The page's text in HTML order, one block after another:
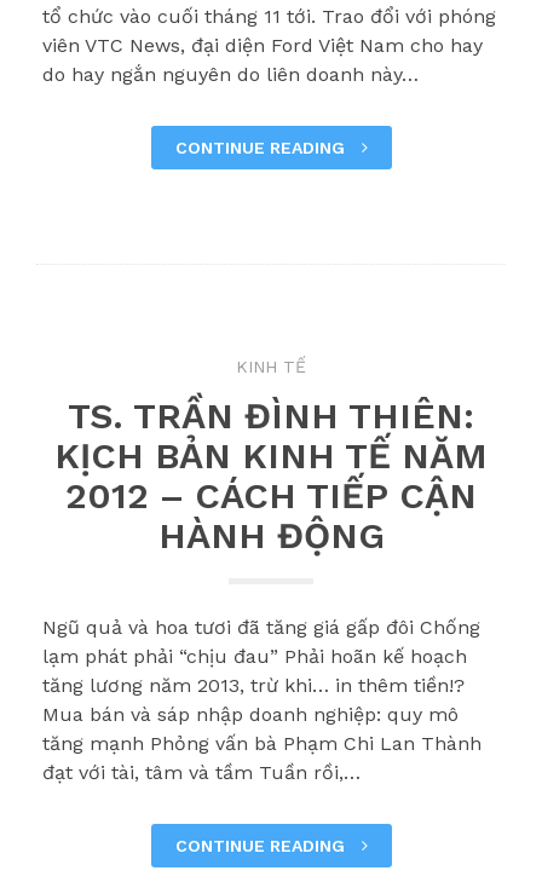
tổ chức vào cuối tháng 11 tới. Trao đổi với phóng
viên VTC News, đại diện Ford Việt Nam cho hay
do hay ngắn nguyên do liên doanh này…
CONTINUE READING
KINH TẾ
TS. TRẦN ĐÌNH THIÊN:
KỊCH BẢN KINH TẾ NĂM
2012 – CÁCH TIẾP CẬN
HÀNH ĐỘNG
Ngũ quả và hoa tươi đã tăng giá gấp đôi Chống
lạm phát phải “chịu đau” Phải hoãn kế hoạch
tăng lương năm 2013, trừ khi… in thêm tiền!?
Mua bán và sáp nhập doanh nghiệp: quy mô
tăng mạnh Phỏng vấn bà Phạm Chi Lan Thành
đạt với tài, tâm và tầm Tuần rồi,…
CONTINUE READING